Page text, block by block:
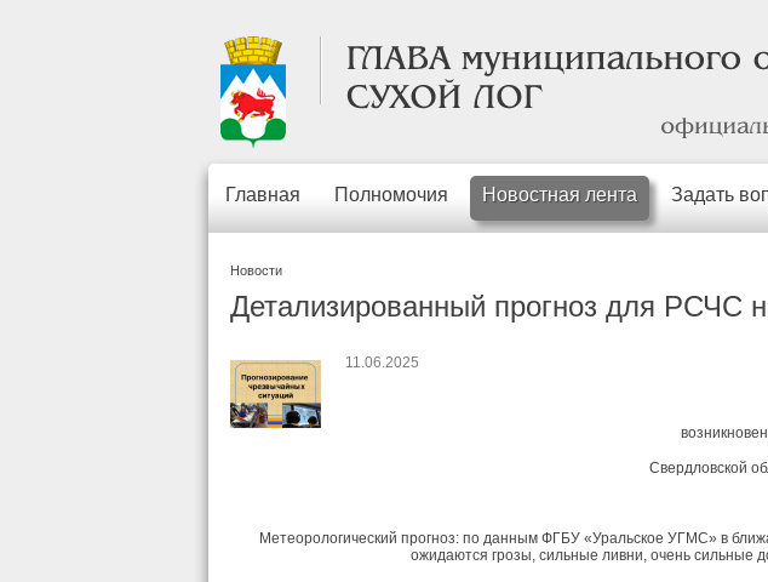
Главная Полномочия Новостная лента Задать
Новости
Детализированный прогноз для РСЧС
11.06.2025
Свердловской
Метеорологический прогноз: по данным ФГБУ «Уральское УГМС» в
ожидаются грозы, сильные ливни, очень сильные